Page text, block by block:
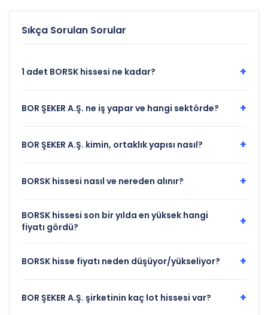
pay aldı!
Sıkça Sorulan Sorular
1 adet BORSK hissesi ne kadar? +
BOR ŞEKER A.Ş. ne iş yapar ve hangi sektörde? +
BOR ŞEKER A.Ş. kimin, ortaklık yapısı nasıl? +
BORSK hissesi nasıl ve nereden alınır? +
BORSK hissesi son bir yılda en yüksek hangi
fiyatı gördü?
+
BORSK hisse fiyatı neden düşüyor/yükseliyor? +
BOR ŞEKER A.Ş. şirketinin kaç lot hissesi var? +